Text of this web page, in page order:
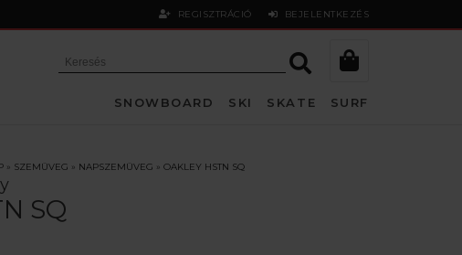
REGISZTRÁCIÓ BEJELENTKEZÉS
SNOWBOARD SKI SKATE SURF
» SZEMÜVEG » NAPSZEMÜVEG » OAKLEY HSTN SQ
SQ